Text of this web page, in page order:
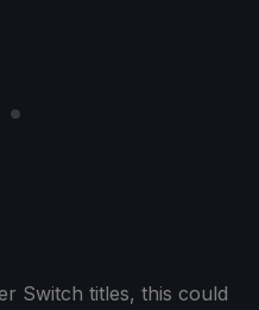
Switch titles, this could